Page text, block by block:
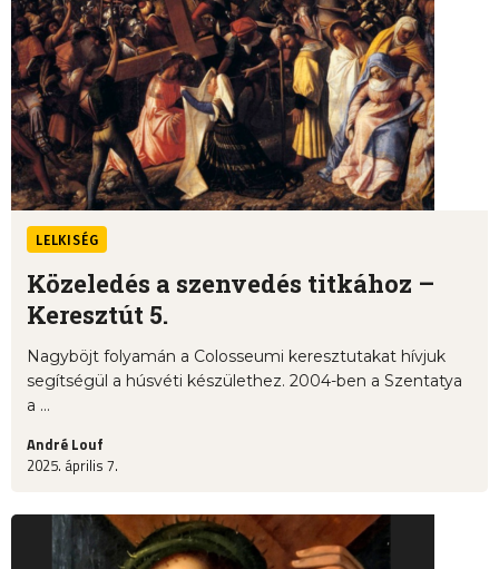
LELKISÉG
Közeledés a szenvedés titkához –
Keresztút 5.
Nagyböjt folyamán a Colosseumi keresztutakat hívjuk
segítségül a húsvéti készülethez. 2004-ben a Szentatya
a ...
André Louf
2025. április 7.